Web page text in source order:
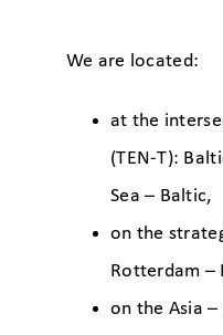
We are located:
at the
(TEN-T):
Sea – Baltic,
on the
Rotterdam –
on the Asia –